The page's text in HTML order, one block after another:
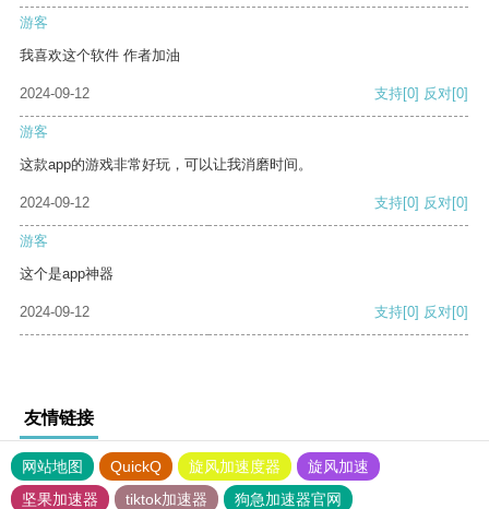
游客
我喜欢这个软件 作者加油
2024-09-12 支持[0] 反对[0]
游客
这款app的游戏非常好玩，可以让我消磨时间。
2024-09-12 支持[0] 反对[0]
游客
这个是app神器
2024-09-12 支持[0] 反对[0]
友情链接
网站地图 QuickQ 旋风加速度器
旋风加速
坚果加速器
tiktok加速器
狗急加速器官网